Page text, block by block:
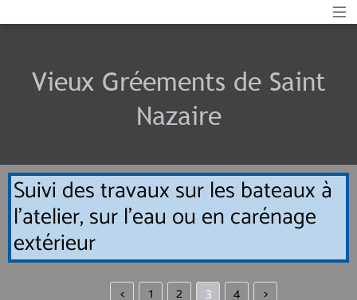
Vieux Gréements de Saint
Nazaire
Suivi des travaux sur les bateaux à
l'atelier, sur l'eau ou en carénage
extérieur
< 1 2 3 4 >